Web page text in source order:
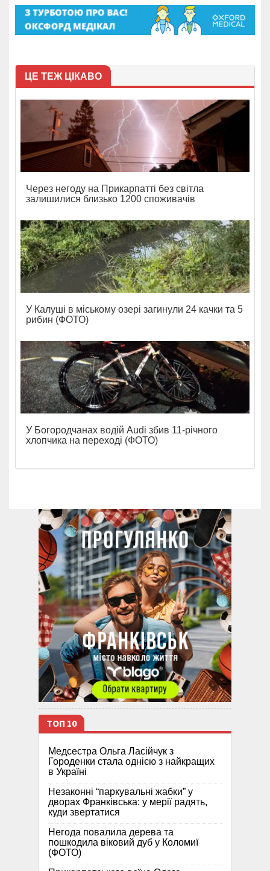
ЦЕ ТЕЖ ЦІКАВО
Через негоду на Прикарпатті без світла
залишилися близько 1200 споживачів
У Калуші в міському озері загинули 24 качки та 5
рибин (ФОТО)
У Богородчанах водій Audi збив 11-річного
хлопчика на переході (ФОТО)
ТОП 10
Медсестра Ольга Ласійчук з
Городенки стала однією з найкращих
в Україні
Незаконні “паркувальні жабки” у
дворах Франківська: у мерії радять,
куди звертатися
Негода повалила дерева та
пошкодила віковий дуб у Коломиї
(ФОТО)